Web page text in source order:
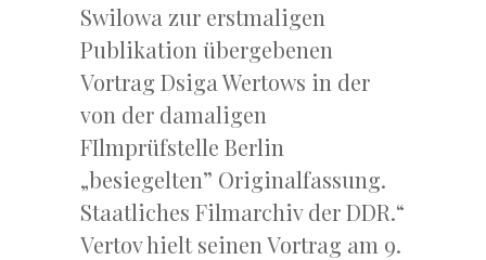
Swilowa zur erstmaligen
Publikation übergebenen
Vortrag Dsiga Wertows in der
von der damaligen
FIlmprüfstelle Berlin
„besiegelten” Originalfassung.
Staatliches Filmarchiv der DDR.“
Vertov hielt seinen Vortrag am 9.